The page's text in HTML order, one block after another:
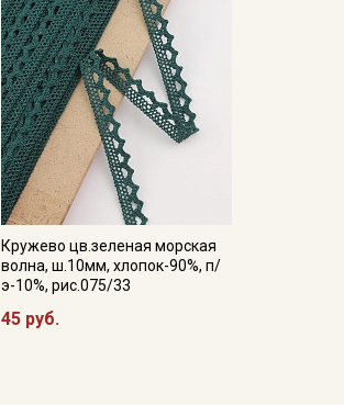
Кружево цв.зеленая морская
волна, ш.10мм, хлопок-90%, п/
э-10%, рис.075/33
45 руб.